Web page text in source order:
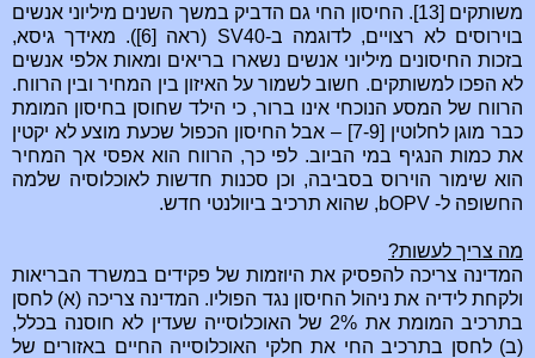
משותקים [13]. החיסון החי גם הדביק במשך השנים מיליוני אנשים
בוירוסים לא רצויים, לדוגמה ב-SV40 (ראה [6]). מאידך גיסא,
בזכות החיסונים מיליוני אנשים נשארו בריאים ומאות אלפי אנשים
לא הפכו למשותקים. חשוב לשמור על האיזון בין המחיר ובין הרווח.
הרווח של המסע הנוכחי אינו ברור, כי הילד שחוסן בחיסון המומת
כבר מוגן לחלוטין [7-9] – אבל החיסון הכפול שכעת מוצע לא יקטין
את כמות הנגיף במי הביוב. לפי כך, הרווח הוא אפסי אך המחיר
הוא שימור הוירוס בסביבה, וכן סכנות חדשות לאוכלוסיה שלמה
החשופה ל- bOPV, שהוא תרכיב ביוולנטי חדש.
מה צריך לעשות?
המדינה צריכה להפסיק את היוזמות של פקידים במשרד הבריאות
ולקחת לידיה את ניהול החיסון נגד הפוליו. המדינה צריכה (א) לחסן
בתרכיב המומת את 2% של האוכלוסייה שעדין לא חוסנה בכלל,
(ב) לחסן בתרכיב החי את חלקי האוכלוסייה החיים באזורים של